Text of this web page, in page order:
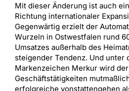
Mit dieser Änderung ist auch
Richtung internationaler
Gegenwärtig erzielt der
Wurzeln in Ostwestfalen rund
Umsatzes außerhalb des
steigender Tendenz. Und unter
Markenzeichen Merkur wird
Geschäftstätigkeiten
erfolgreiche vonstattengehen